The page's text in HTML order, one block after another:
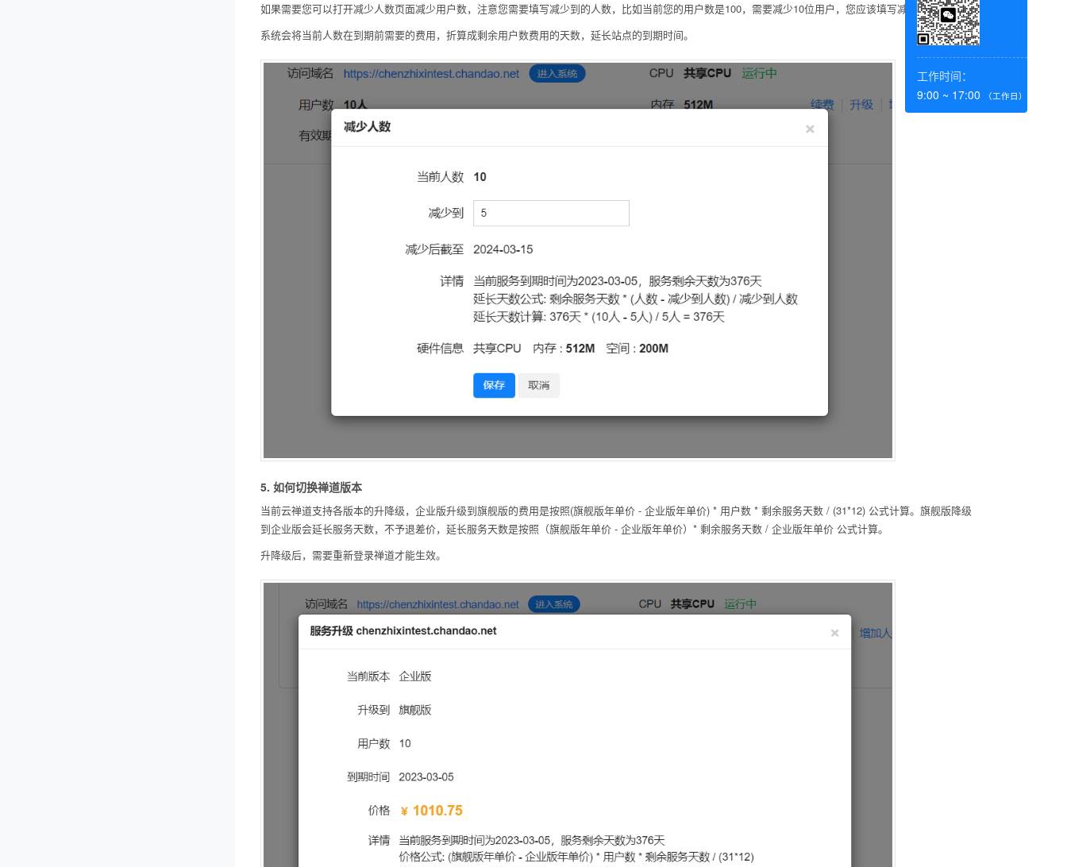
工作时间：
9:00 ~ 17:00
（工作日）
如果需要您可以打开减少人数页面减少用户数，注意您需要填写减少到的人数，比如当前您的用户数是100，需要减少10位用户，您应该填写减少到 90 人。
系统会将当前人数在到期前需要的费用，折算成剩余用户数费用的天数，延长站点的到期时间。
5. 如何切换禅道版本
当前云禅道支持各版本的升降级，企业版升级到旗舰版的费用是按照(旗舰版年单价 - 企业版年单价) * 用户数 * 剩余服务天数 / (31*12) 公式计算。旗舰版降级
到企业版会延长服务天数，不予退差价，延长服务天数是按照（旗舰版年单价 - 企业版年单价）* 剩余服务天数 / 企业版年单价 公式计算。
升降级后，需要重新登录禅道才能生效。